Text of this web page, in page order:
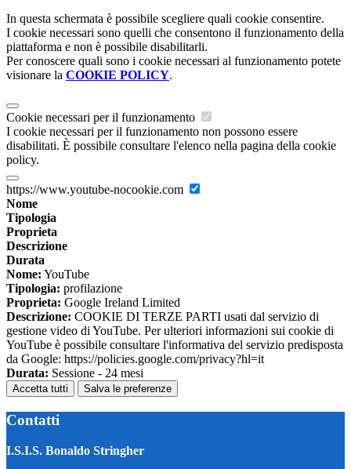
In questa schermata è possibile scegliere quali cookie consentire.
I cookie necessari sono quelli che consentono il funzionamento della
piattaforma e non è possibile disabilitarli.
Per conoscere quali sono i cookie necessari al funzionamento potete
visionare la COOKIE POLICY.
Cookie necessari per il funzionamento
I cookie necessari per il funzionamento non possono essere
disabilitati. È possibile consultare l'elenco nella pagina della cookie
policy.
https://www.youtube-nocookie.com
Nome
Tipologia
Proprieta
Descrizione
Durata
Nome: YouTube
Tipologia: profilazione
Proprieta: Google Ireland Limited
Descrizione: COOKIE DI TERZE PARTI usati dal servizio di
gestione video di YouTube. Per ulteriori informazioni sui cookie di
YouTube è possibile consultare l'informativa del servizio predisposta
da Google: https://policies.google.com/privacy?hl=it
Durata: Sessione - 24 mesi
Accetta tutti Salva le preferenze
Contatti
I.S.I.S. Bonaldo Stringher